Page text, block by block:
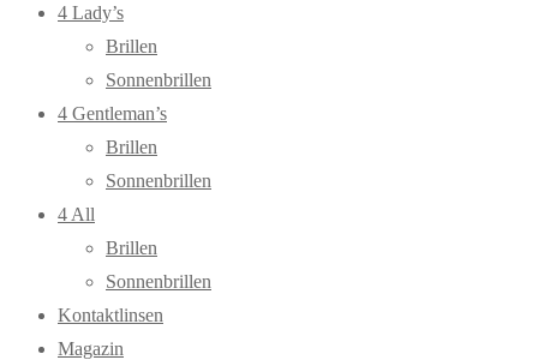
Menu
4 Lady’s
Brillen
Sonnenbrillen
4 Gentleman’s
Brillen
Sonnenbrillen
4 All
Brillen
Sonnenbrillen
Kontaktlinsen
Magazin